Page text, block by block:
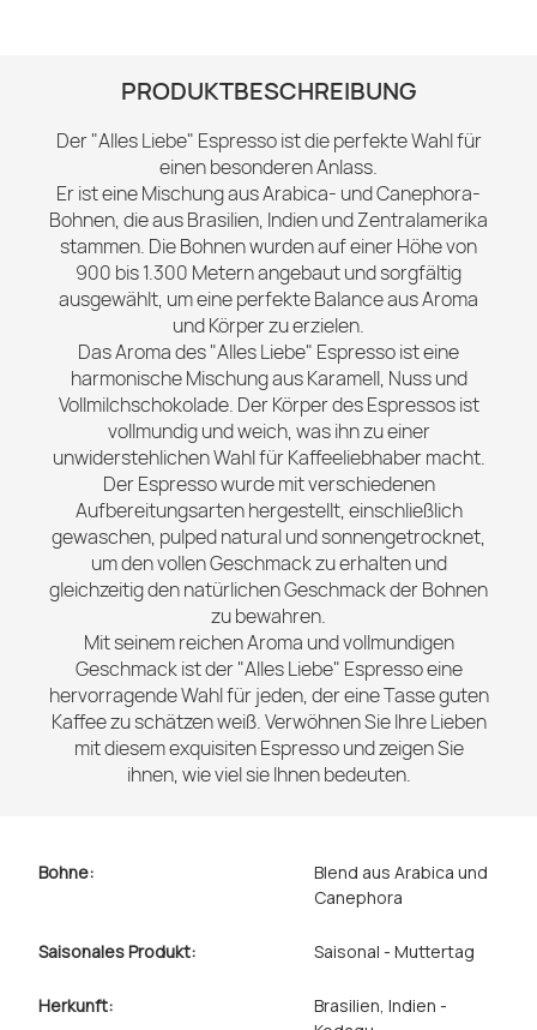
PRODUKTBESCHREIBUNG
Der "Alles Liebe" Espresso ist die perfekte Wahl für
einen besonderen Anlass.
Er ist eine Mischung aus Arabica- und Canephora-
Bohnen, die aus Brasilien, Indien und Zentralamerika
stammen. Die Bohnen wurden auf einer Höhe von
900 bis 1.300 Metern angebaut und sorgfältig
ausgewählt, um eine perfekte Balance aus Aroma
und Körper zu erzielen.
Das Aroma des "Alles Liebe" Espresso ist eine
harmonische Mischung aus Karamell, Nuss und
Vollmilchschokolade. Der Körper des Espressos ist
vollmundig und weich, was ihn zu einer
unwiderstehlichen Wahl für Kaffeeliebhaber macht.
Der Espresso wurde mit verschiedenen
Aufbereitungsarten hergestellt, einschließlich
gewaschen, pulped natural und sonnengetrocknet,
um den vollen Geschmack zu erhalten und
gleichzeitig den natürlichen Geschmack der Bohnen
zu bewahren.
Mit seinem reichen Aroma und vollmundigen
Geschmack ist der "Alles Liebe" Espresso eine
hervorragende Wahl für jeden, der eine Tasse guten
Kaffee zu schätzen weiß. Verwöhnen Sie Ihre Lieben
mit diesem exquisiten Espresso und zeigen Sie
ihnen, wie viel sie Ihnen bedeuten.
Bohne:
Blend aus Arabica und
Canephora
Saisonales Produkt: Saisonal - Muttertag
Herkunft: Brasilien, Indien -